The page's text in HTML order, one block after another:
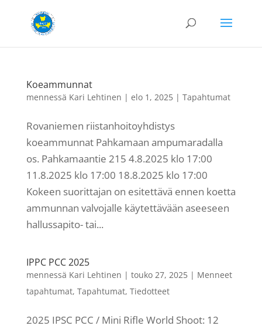
Koeammunnat
mennessä Kari Lehtinen | elo 1, 2025| Tapahtumat
Rovaniemen riistanhoitoyhdistys
koeammunnat Pahkamaan ampumaradalla
os. Pahkamaantie 215 4.8.2025 klo 17:00
11.8.2025 klo 17:00 18.8.2025 klo 17:00
Kokeen suorittajan on esitettävä ennen koetta
ammunnan valvojalle käytettävään aseeseen
hallussapito- tai...
IPPC PCC 2025
mennessä Kari Lehtinen | touko 27, 2025| Menneet
tapahtumat, Tapahtumat, Tiedotteet
2025 IPSC PCC / Mini Rifle World Shoot: 12